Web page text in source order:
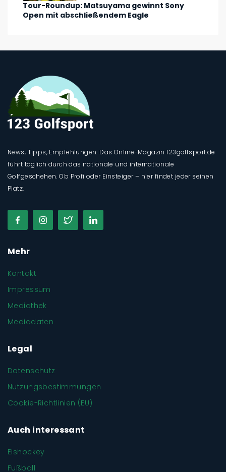
Tour-Roundup: Matsuyama gewinnt Sony
Open mit abschließendem Eagle
News, Tipps, Empfehlungen: Das Online-Magazin 123golfsport.de
führt täglich durch das nationale und internationale
Golfgeschehen. Ob Profi oder Einsteiger – hier findet jeder seinen
Platz.
Mehr
Kontakt
Impressum
Mediathek
Mediadaten
Legal
Datenschutz
Nutzungsbestimmungen
Cookie-Richtlinien (EU)
Auch interessant
Eishockey
Fußball